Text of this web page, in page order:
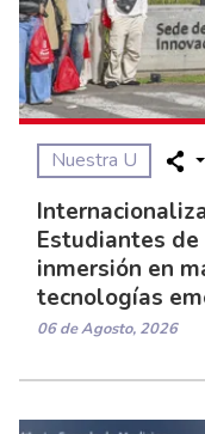
Nuestra U
Estudiantes de
inmersión en
tecnologías
06 de Agosto, 2026